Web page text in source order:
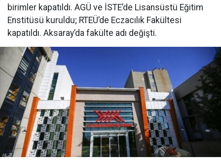
birimler kapatıldı. AGÜ ve İSTE’de Lisansüstü Eğitim
Enstitüsü kuruldu; RTEÜ’de Eczacılık Fakültesi
kapatıldı. Aksaray’da fakülte adı değişti.